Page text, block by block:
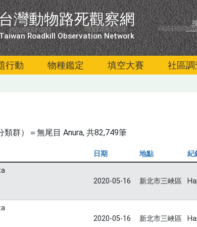
灣動物路死觀察網
Roadkill Observation Network
行動 物種鑑定 填空大賽 社區調
類群）＝無尾目 Anura, 共82,749筆
日期 地點
紀
2020-05-16 新北市三峽區
2020-05-16 新北市三峽區